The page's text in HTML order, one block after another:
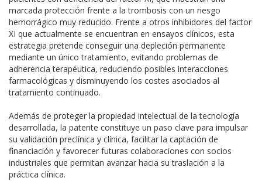
marcada protección frente a la trombosis con un riesgo
hemorrágico muy reducido. Frente a otros inhibidores del factor
XI que actualmente se encuentran en ensayos clínicos, esta
estrategia pretende conseguir una depleción permanente
mediante un único tratamiento, evitando problemas de
adherencia terapéutica, reduciendo posibles interacciones
farmacológicas y disminuyendo los costes asociados al
tratamiento continuado.
Además de proteger la propiedad intelectual de la tecnología
desarrollada, la patente constituye un paso clave para impulsar
su validación preclínica y clínica, facilitar la captación de
financiación y favorecer futuras colaboraciones con socios
industriales que permitan avanzar hacia su traslación a la
práctica clínica.